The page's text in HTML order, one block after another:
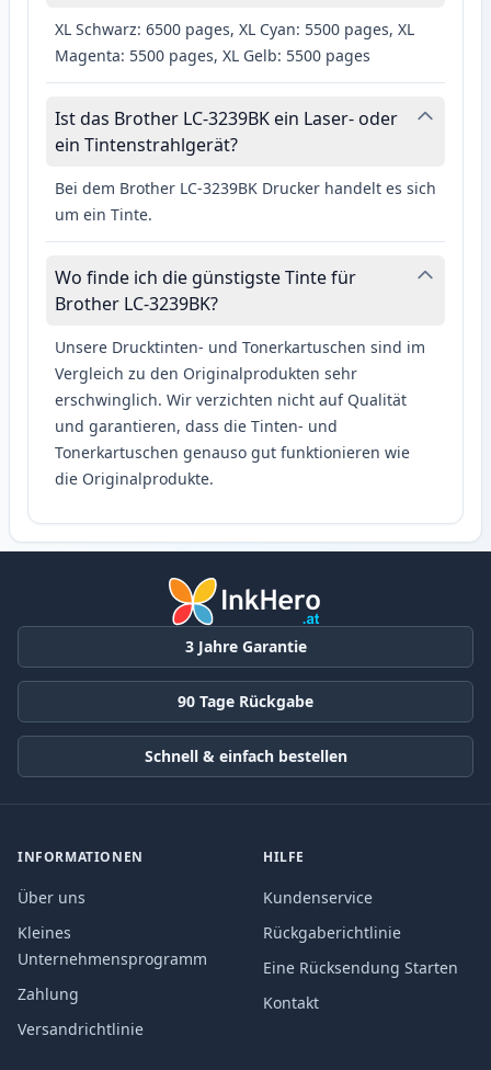
XL Schwarz: 6500 pages, XL Cyan: 5500 pages, XL
Magenta: 5500 pages, XL Gelb: 5500 pages
Ist das Brother LC-3239BK ein Laser- oder
ein Tintenstrahlgerät?
Bei dem Brother LC-3239BK Drucker handelt es sich
um ein Tinte.
Wo finde ich die günstigste Tinte für
Brother LC-3239BK?
Unsere Drucktinten- und Tonerkartuschen sind im
Vergleich zu den Originalprodukten sehr
erschwinglich. Wir verzichten nicht auf Qualität
und garantieren, dass die Tinten- und
Tonerkartuschen genauso gut funktionieren wie
die Originalprodukte.
3 Jahre Garantie
90 Tage Rückgabe
Schnell & einfach bestellen
INFORMATIONEN
Über uns
Kleines
Unternehmensprogramm
Zahlung
Versandrichtlinie
HILFE
Kundenservice
Rückgaberichtlinie
Eine Rücksendung Starten
Kontakt